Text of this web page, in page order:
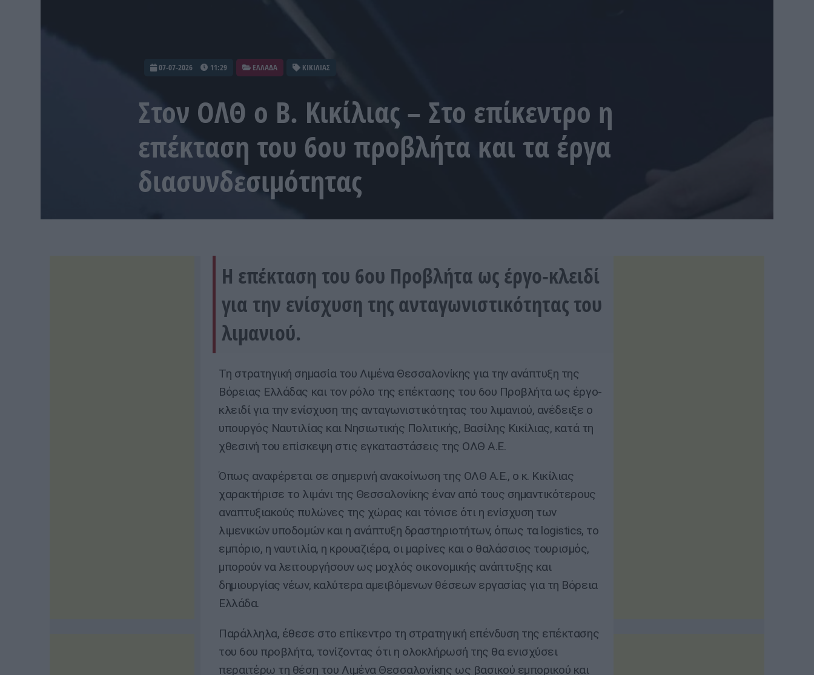
07-07-2026 11:29 ΕΛΛΑΔΑ ΚΙΚΙΛΙΑΣ
Στον ΟΛΘ ο Β. Κικίλιας – Στο επίκεντρο η
επέκταση του 6ου προβλήτα και τα έργα
διασυνδεσιμότητας
Η επέκταση του 6ου Προβλήτα ως έργο-κλειδί
για την ενίσχυση της ανταγωνιστικότητας του
λιμανιού.
Τη στρατηγική σημασία του Λιμένα Θεσσαλονίκης για την ανάπτυξη της
Βόρειας Ελλάδας και τον ρόλο της επέκτασης του 6ου Προβλήτα ως έργο-
κλειδί για την ενίσχυση της ανταγωνιστικότητας του λιμανιού, ανέδειξε ο
υπουργός Ναυτιλίας και Νησιωτικής Πολιτικής, Βασίλης Κικίλιας, κατά τη
χθεσινή του επίσκεψη στις εγκαταστάσεις της ΟΛΘ Α.Ε.
Όπως αναφέρεται σε σημερινή ανακοίνωση της ΟΛΘ Α.Ε., ο κ. Κικίλιας
χαρακτήρισε το λιμάνι της Θεσσαλονίκης έναν από τους σημαντικότερους
αναπτυξιακούς πυλώνες της χώρας και τόνισε ότι η ενίσχυση των
λιμενικών υποδομών και η ανάπτυξη δραστηριοτήτων, όπως τα logistics, το
εμπόριο, η ναυτιλία, η κρουαζιέρα, οι μαρίνες και ο θαλάσσιος τουρισμός,
μπορούν να λειτουργήσουν ως μοχλός οικονομικής ανάπτυξης και
δημιουργίας νέων, καλύτερα αμειβόμενων θέσεων εργασίας για τη Βόρεια
Ελλάδα.
Παράλληλα, έθεσε στο επίκεντρο τη στρατηγική επένδυση της επέκτασης
του 6ου προβλήτα, τονίζοντας ότι η ολοκλήρωσή της θα ενισχύσει
περαιτέρω τη θέση του Λιμένα Θεσσαλονίκης ως βασικού εμπορικού και